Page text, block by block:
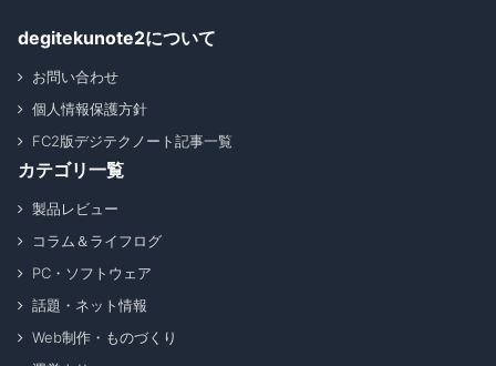
degitekunote2について
お問い合わせ
個人情報保護方針
FC2版デジテクノート記事一覧
カテゴリ一覧
製品レビュー
コラム＆ライフログ
PC・ソフトウェア
話題・ネット情報
Web制作・ものづくり